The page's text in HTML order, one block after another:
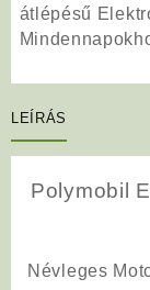
átlépésű
LEÍRÁS
Polymobil
Névleges